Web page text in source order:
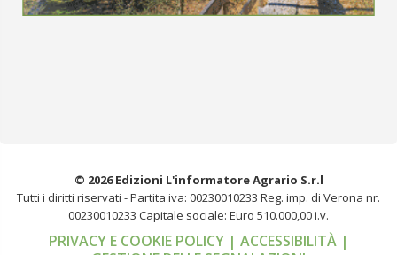
© 2026 Edizioni L'informatore Agrario S.r.l
Tutti i diritti riservati -Partita iva: 00230010233 Reg. imp. di Verona nr.
00230010233 Capitale sociale: Euro 510.000,00 i.v.
PRIVACY E COOKIE POLICY | ACCESSIBILITÀ |